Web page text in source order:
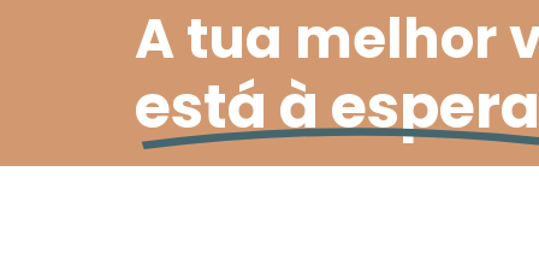
A tua melhor
está à